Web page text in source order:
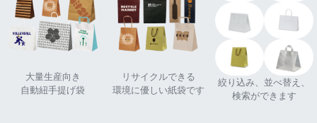
大量生産向き
自動紐手提げ袋
リサイクルできる
環境に優しい紙袋です
絞り込み、並べ替え、
検索ができます